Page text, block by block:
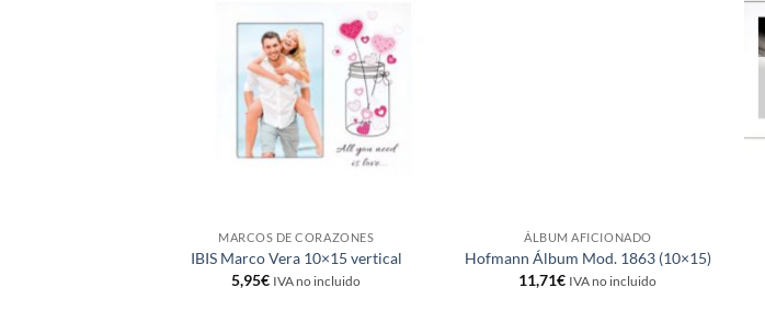
lista de
deseos
MARCOS DE CORAZONES
IBIS Marco Vera 10×15 vertical
5,95€ IVA no incluido
ÁLBUM AFICIONADO
Hofmann Álbum Mod. 1863 (10×15)
11,71€ IVA no incluido